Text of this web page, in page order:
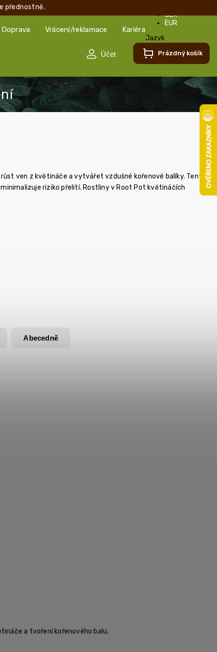
přednostně.
Doprava Vrácení/reklamace Kariéra
CZK
EUR
Jazyk
Čeština
Prázdný košík
ven z květináče a vytvářet vzdušné kořenové balíky. Tento
riziko přelití. Rostliny v Root Pot květináčích
Abecedně
a tvoření kořenového balu.